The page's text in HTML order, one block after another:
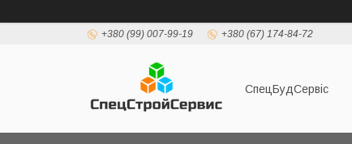
+380 (99) 007-99-19 +380 (67) 174-84-72
СпецБудСервіс